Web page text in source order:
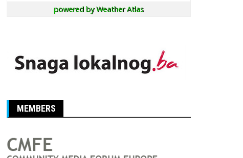
powered byWeather Atlas
MEMBERS